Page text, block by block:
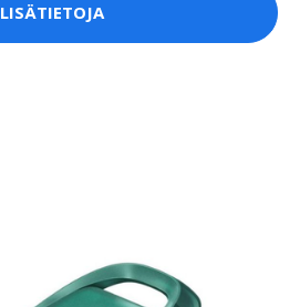
LISÄTIETOJA